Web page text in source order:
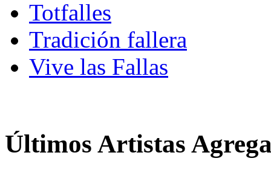
Totfalles
Tradición fallera
Vive las Fallas
Últimos Artistas